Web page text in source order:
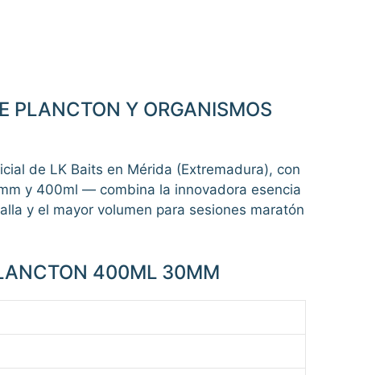
PLANCTON Y ORGANISMOS
de LK Baits en Mérida (Extremadura), con
y 400ml — combina la innovadora esencia
y el mayor volumen para sesiones maratón
400ML 30MM